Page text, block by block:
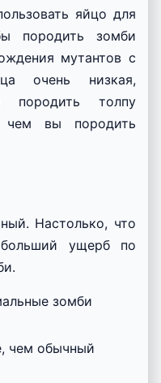
яйцо для
породить зомби
мутантов с
очень низкая,
породить толпу
вы породить
Настолько, что
ущерб по
зомби
чем обычный